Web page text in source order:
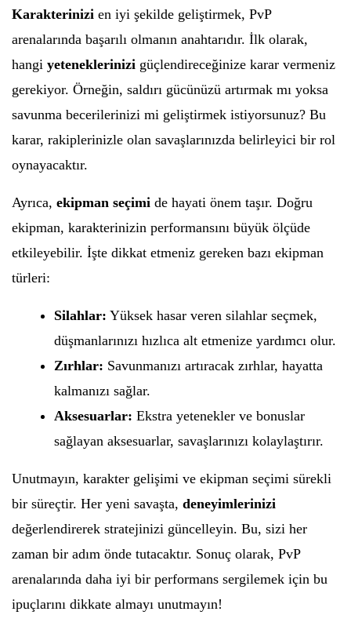
Karakterinizi en iyi şekilde geliştirmek, PvP
arenalarında başarılı olmanın anahtarıdır. İlk olarak,
hangi yeteneklerinizi güçlendireceğinize karar vermeniz
gerekiyor. Örneğin, saldırı gücünüzü artırmak mı yoksa
savunma becerilerinizi mi geliştirmek istiyorsunuz? Bu
karar, rakiplerinizle olan savaşlarınızda belirleyici bir rol
oynayacaktır.
Ayrıca, ekipman seçimi de hayati önem taşır. Doğru
ekipman, karakterinizin performansını büyük ölçüde
etkileyebilir. İşte dikkat etmeniz gereken bazı ekipman
türleri:
Silahlar: Yüksek hasar veren silahlar seçmek,
düşmanlarınızı hızlıca alt etmenize yardımcı olur.
Zırhlar: Savunmanızı artıracak zırhlar, hayatta
kalmanızı sağlar.
Aksesuarlar: Ekstra yetenekler ve bonuslar
sağlayan aksesuarlar, savaşlarınızı kolaylaştırır.
Unutmayın, karakter gelişimi ve ekipman seçimi sürekli
bir süreçtir. Her yeni savaşta, deneyimlerinizi
değerlendirerek stratejinizi güncelleyin. Bu, sizi her
zaman bir adım önde tutacaktır. Sonuç olarak, PvP
arenalarında daha iyi bir performans sergilemek için bu
ipuçlarını dikkate almayı unutmayın!